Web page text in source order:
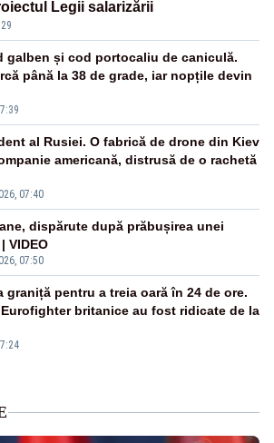
Legii salarizării
galben și cod portocaliu de caniculă.
până la 38 de grade, iar nopțile devin
07:40
al Rusiei. O fabrică de drone din Kiev
americană, distrusă de o rachetă
07:50
dispărute după prăbușirea unei
VIDEO
graniță pentru a treia oară în 24 de ore.
Eurofighter britanice au fost ridicate de la